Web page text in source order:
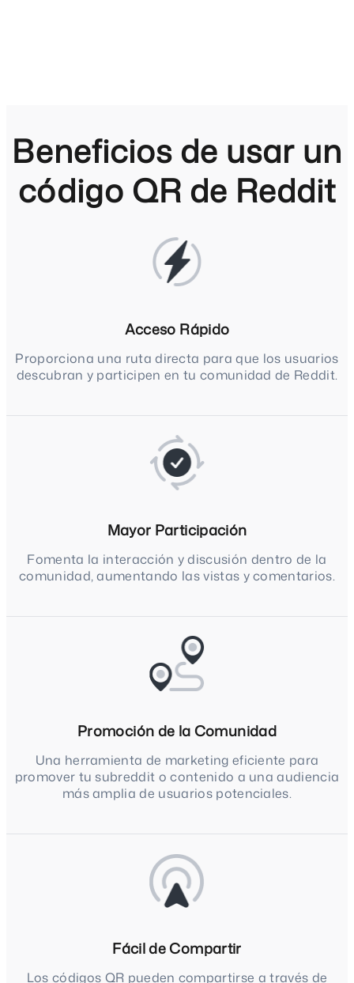
Beneficios de usar un
código QR de Reddit
Acceso Rápido
Proporciona una ruta directa para que los usuarios
descubran y participen en tu comunidad de Reddit.
Mayor Participación
Fomenta la interacción y discusión dentro de la
comunidad, aumentando las vistas y comentarios.
Promoción de la Comunidad
Una herramienta de marketing eficiente para
promover tu subreddit o contenido a una audiencia
más amplia de usuarios potenciales.
Fácil de Compartir
Los códigos QR pueden compartirse a través de